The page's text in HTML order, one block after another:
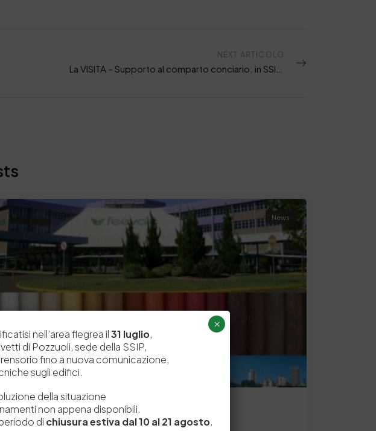
NEXT ARTICOLO
2015
News
Congresso IULTCS 2015
nell’area flegrea il31 luglio,
di Pozzuoli, sede della SSIP,
fino a nuova comunicazione,
sugli edifici.
della situazione
non appena disponibili.
di chiusura estiva dal 10 al 21 agosto.
×